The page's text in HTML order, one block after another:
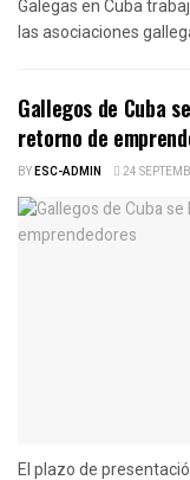
Galegas en Cuba
las asociaciones
Gallegos de Cuba
retorno de
BYESC-ADMIN 24
El plazo de